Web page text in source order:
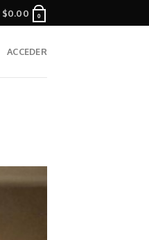
$0.00 0
ACCEDER